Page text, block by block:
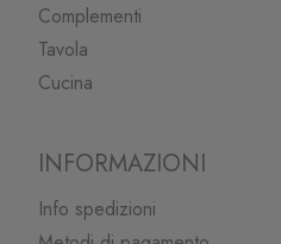
Complementi
Tavola
Cucina
INFORMAZIONI
Info spedizioni